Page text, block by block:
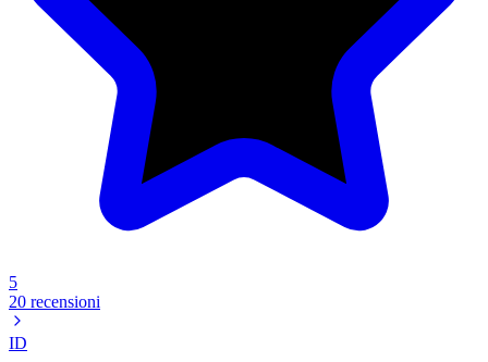
5
20 recensioni
ID